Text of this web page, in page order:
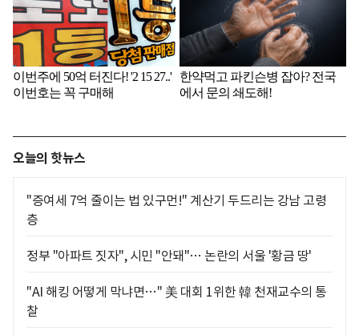
오늘의 핫뉴스
"증여세 7억 줄이는 법 있구먼!" 계산기 두드리는 강남 고령
층
정부 "아파트 짓자", 시민 "안돼"… 논란의 서울 '황금 땅'
"AI 해킹 어떻게 막냐면…" 美 대회 1위한 韓 천재교수의 통
찰